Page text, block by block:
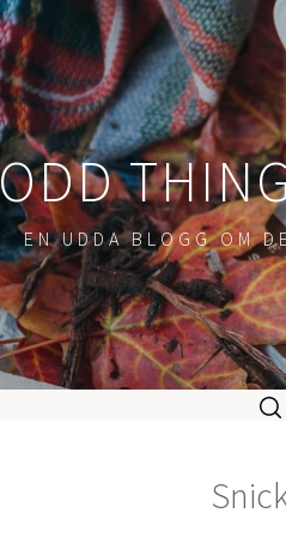
EN UDDA BLOGG OM